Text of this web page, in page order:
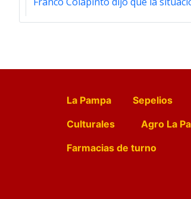
La Pampa Sepelios
Culturales
Agro La
Farmacias de turno